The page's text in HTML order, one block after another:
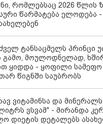
რომლებსაც 2026 წლის
წარმატება ელოდება -
ტანსაცმელს პრინცი
გამო, მოულოდნელად,
ყიდდა - ყოფილი
წიგნში საუბრობს
ვიტამინსა და მინერალს
ვსვამ" - მირანდა
დიეტის დეტალებს